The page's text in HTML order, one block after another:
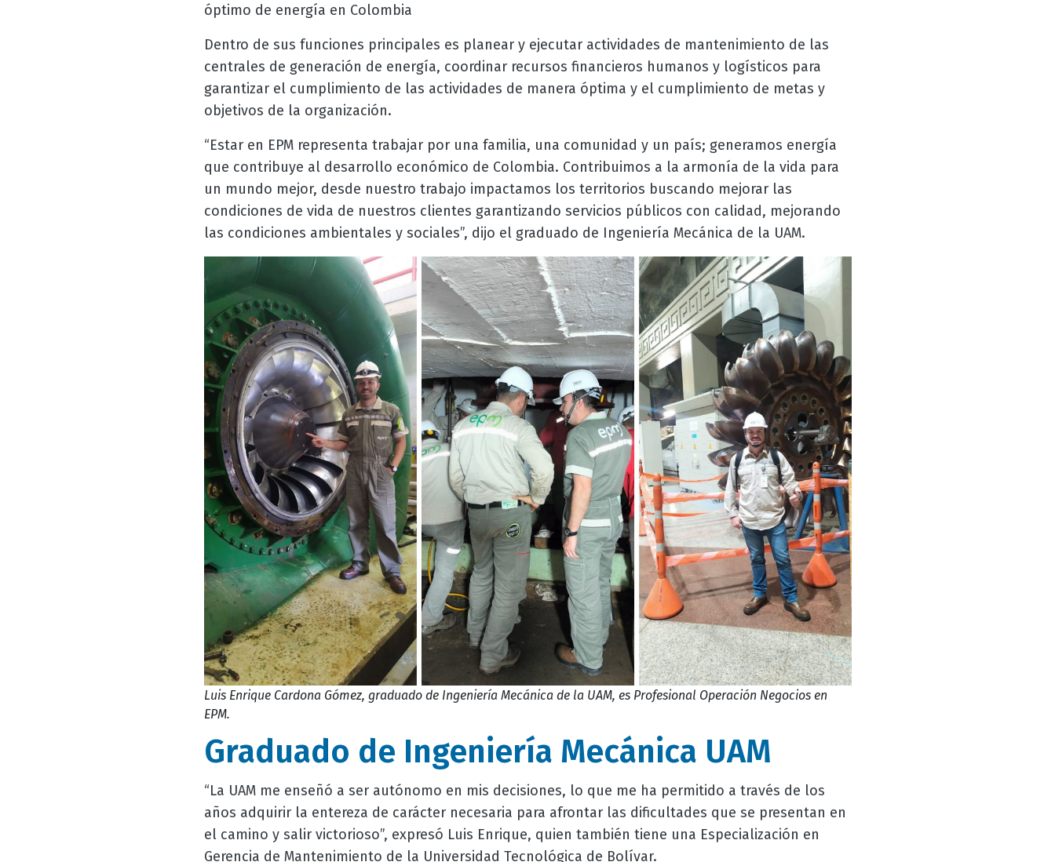
óptimo de energía en Colombia
Dentro de sus funciones principales es planear y ejecutar actividades de mantenimiento de las
centrales de generación de energía, coordinar recursos financieros humanos y logísticos para
garantizar el cumplimiento de las actividades de manera óptima y el cumplimiento de metas y
objetivos de la organización.
“Estar en EPM representa trabajar por una familia, una comunidad y un país; generamos energía
que contribuye al desarrollo económico de Colombia. Contribuimos a la armonía de la vida para
un mundo mejor, desde nuestro trabajo impactamos los territorios buscando mejorar las
condiciones de vida de nuestros clientes garantizando servicios públicos con calidad, mejorando
las condiciones ambientales y sociales”, dijo el graduado de Ingeniería Mecánica de la UAM.
Luis Enrique Cardona Gómez, graduado de Ingeniería Mecánica de la UAM, es Profesional Operación Negocios en
EPM.
Graduado de Ingeniería Mecánica UAM
“La UAM me enseñó a ser autónomo en mis decisiones, lo que me ha permitido a través de los
años adquirir la entereza de carácter necesaria para afrontar las dificultades que se presentan en
el camino y salir victorioso”, expresó Luis Enrique, quien también tiene una Especialización en
Gerencia de Mantenimiento de la Universidad Tecnológica de Bolívar.